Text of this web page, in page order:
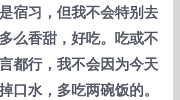
宿习，但我不会特别去
么香甜，好吃。吃或不
都行，我不会因为今天
口水，多吃两碗饭的。